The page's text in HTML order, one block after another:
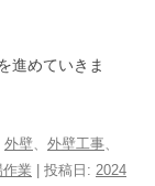
進めていきま
外壁 外壁工事
作業 | 投稿日: 2024